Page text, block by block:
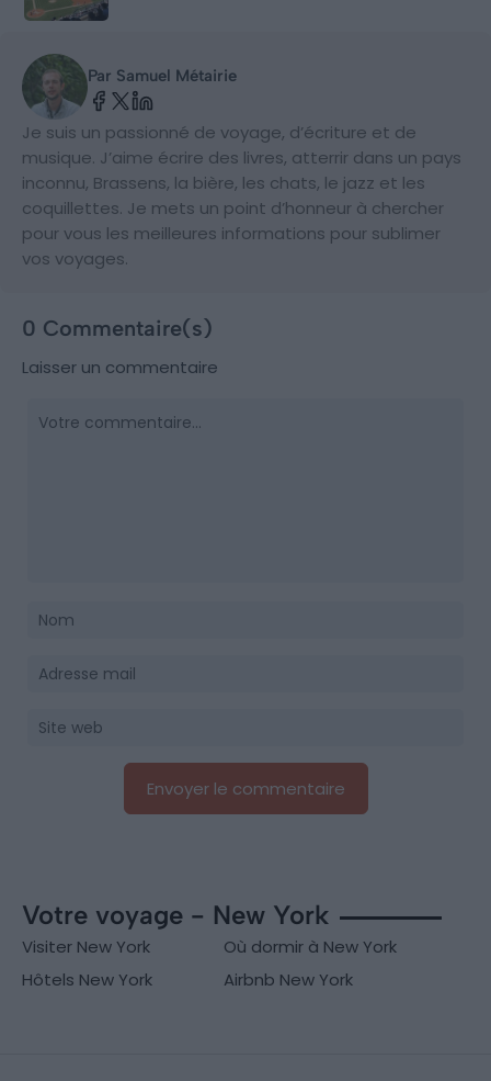
Par Samuel Métairie
Je suis un passionné de voyage, d’écriture et de
musique. J’aime écrire des livres, atterrir dans un pays
inconnu, Brassens, la bière, les chats, le jazz et les
coquillettes. Je mets un point d’honneur à chercher
pour vous les meilleures informations pour sublimer
vos voyages.
0 Commentaire(s)
Laisser un commentaire
Votre voyage - New York
Visiter New York
Où dormir à New York
Hôtels New York
Airbnb New York